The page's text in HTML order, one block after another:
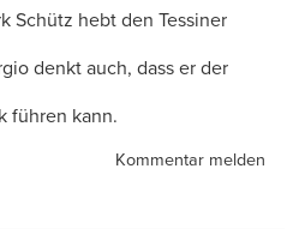
Schütz hebt den Tessiner
denkt auch, dass er der
führen kann.
Kommentar melden